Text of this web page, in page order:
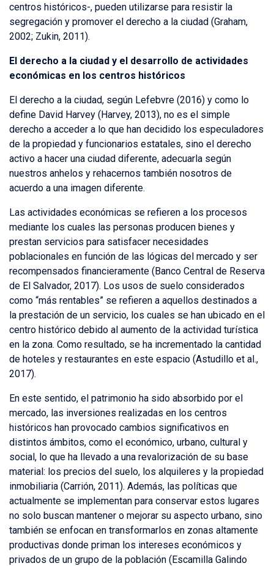
centros históricos-, pueden utilizarse para resistir la
segregación y promover el derecho a la ciudad (Graham,
2002; Zukin, 2011).
El derecho a la ciudad y el desarrollo de actividades
económicas en los centros históricos
El derecho a la ciudad, según Lefebvre (2016) y como lo
define David Harvey (Harvey, 2013), no es el simple
derecho a acceder a lo que han decidido los especuladores
de la propiedad y funcionarios estatales, sino el derecho
activo a hacer una ciudad diferente, adecuarla según
nuestros anhelos y rehacernos también nosotros de
acuerdo a una imagen diferente.
Las actividades económicas se refieren a los procesos
mediante los cuales las personas producen bienes y
prestan servicios para satisfacer necesidades
poblacionales en función de las lógicas del mercado y ser
recompensados financieramente (Banco Central de Reserva
de El Salvador, 2017). Los usos de suelo considerados
como “más rentables” se refieren a aquellos destinados a
la prestación de un servicio, los cuales se han ubicado en el
centro histórico debido al aumento de la actividad turística
en la zona. Como resultado, se ha incrementado la cantidad
de hoteles y restaurantes en este espacio (Astudillo et al.,
2017).
En este sentido, el patrimonio ha sido absorbido por el
mercado, las inversiones realizadas en los centros
históricos han provocado cambios significativos en
distintos ámbitos, como el económico, urbano, cultural y
social, lo que ha llevado a una revalorización de su base
material: los precios del suelo, los alquileres y la propiedad
inmobiliaria (Carrión, 2011). Además, las políticas que
actualmente se implementan para conservar estos lugares
no solo buscan mantener o mejorar su aspecto urbano, sino
también se enfocan en transformarlos en zonas altamente
productivas donde priman los intereses económicos y
privados de un grupo de la población (Escamilla Galindo